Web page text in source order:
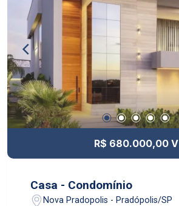
R$ 680.000,00 V
Casa - Condomínio
Nova Pradopolis - Pradópolis/SP